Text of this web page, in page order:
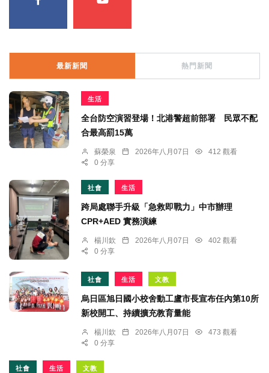
最新新聞 熱門新聞
生活
全台防空演習登場！北港警超前部署 民眾不配
合最高罰15萬
蘇榮泉 2026年八月07日
412 觀看
0 分享
社會 生活
跨局處聯手升級「急救即戰力」中市辦理
CPR+AED 實務演練
楊川欽 2026年八月07日
402 觀看
0 分享
社會 生活 文教
烏日區旭日國小校舍動工盧市長宣布任內第10所
新校開工、持續擴充教育量能
楊川欽 2026年八月07日
473 觀看
0 分享
社會 生活 文教